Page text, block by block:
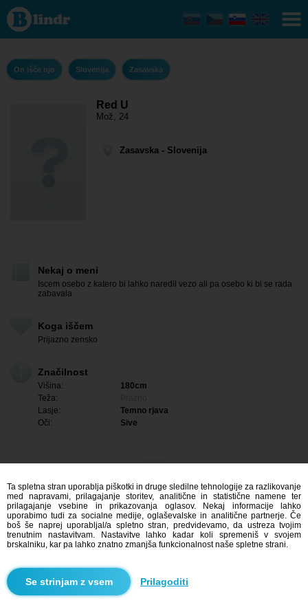
Red U -
On išče
njo
Zasavska
On išče njo Slovenija Zasavska
Red U
Mož, 24
Zasavska - Slovenija
Nekaj o meni
Iscem osebo z katero bi lahko naredil vezo ali pa osebo ki bi se rada
zabavala
Koga iščem
Prijazno zensko
Značilnost
Višina:
180cm
Teža:
Lasje:
Temno rjava
Oči:
Sive
Iskanje
Ta spletna stran uporablja piškotki in druge sledilne tehnologije za razlikovanje
med napravami, prilagajanje storitev, analitične in statistične namene ter
prilagajanje vsebine in prikazovanja oglasov. Nekaj informacije lahko
uporabimo tudi za socialne medije, oglaševalske in analitične partnerje. Če
boš še naprej uporabljal/a spletno stran, predvidevamo, da ustreza tvojim
trenutnim nastavitvam. Nastavitve lahko kadar koli spremeniš v svojem
brskalniku, kar pa lahko znatno zmanjša funkcionalnost naše spletne strani.
Prilagoditi